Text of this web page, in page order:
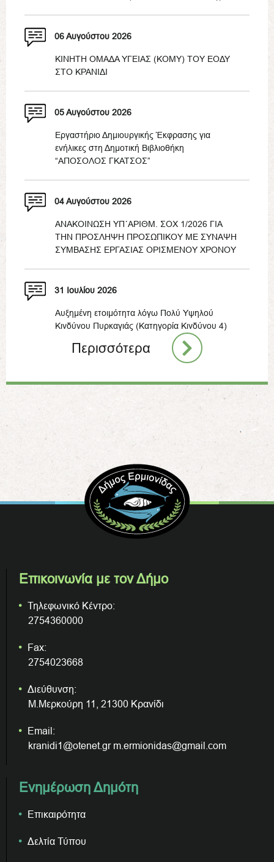
06 Αυγούστου 2026
ΚΙΝΗΤΗ ΟΜΑΔΑ ΥΓΕΙΑΣ (ΚΟΜΥ) ΤΟΥ ΕΟΔΥ
ΣΤΟ ΚΡΑΝΙΔΙ
05 Αυγούστου 2026
Εργαστήριο Δημιουργικής Έκφρασης για
ενήλικες στη Δημοτική Βιβλιοθήκη
“ΑΠΟΣΟΛΟΣ ΓΚΑΤΣΟΣ”
04 Αυγούστου 2026
ΑΝΑΚΟΙΝΩΣΗ ΥΠ΄ΑΡΙΘΜ. ΣΟΧ 1/2026 ΓΙΑ
ΤΗΝ ΠΡΟΣΛΗΨΗ ΠΡΟΣΩΠΙΚΟΥ ΜΕ ΣΥΝΑΨΗ
ΣΥΜΒΑΣΗΣ ΕΡΓΑΣΙΑΣ ΟΡΙΣΜΕΝΟΥ ΧΡΟΝΟΥ
31 Ιουλίου 2026
Αυξημένη ετοιμότητα λόγω Πολύ Υψηλού
Κινδύνου Πυρκαγιάς (Κατηγορία Κινδύνου 4)
Περισσότερα
Επικοινωνία με τον Δήμο
Τηλεφωνικό Κέντρο:
2754360000
Fax:
2754023668
Διεύθυνση:
Μ.Μερκούρη 11, 21300 Κρανίδι
Email:
kranidi1@otenet.gr m.ermionidas@gmail.com
Ενημέρωση Δημότη
Επικαιρότητα
Δελτία Τύπου